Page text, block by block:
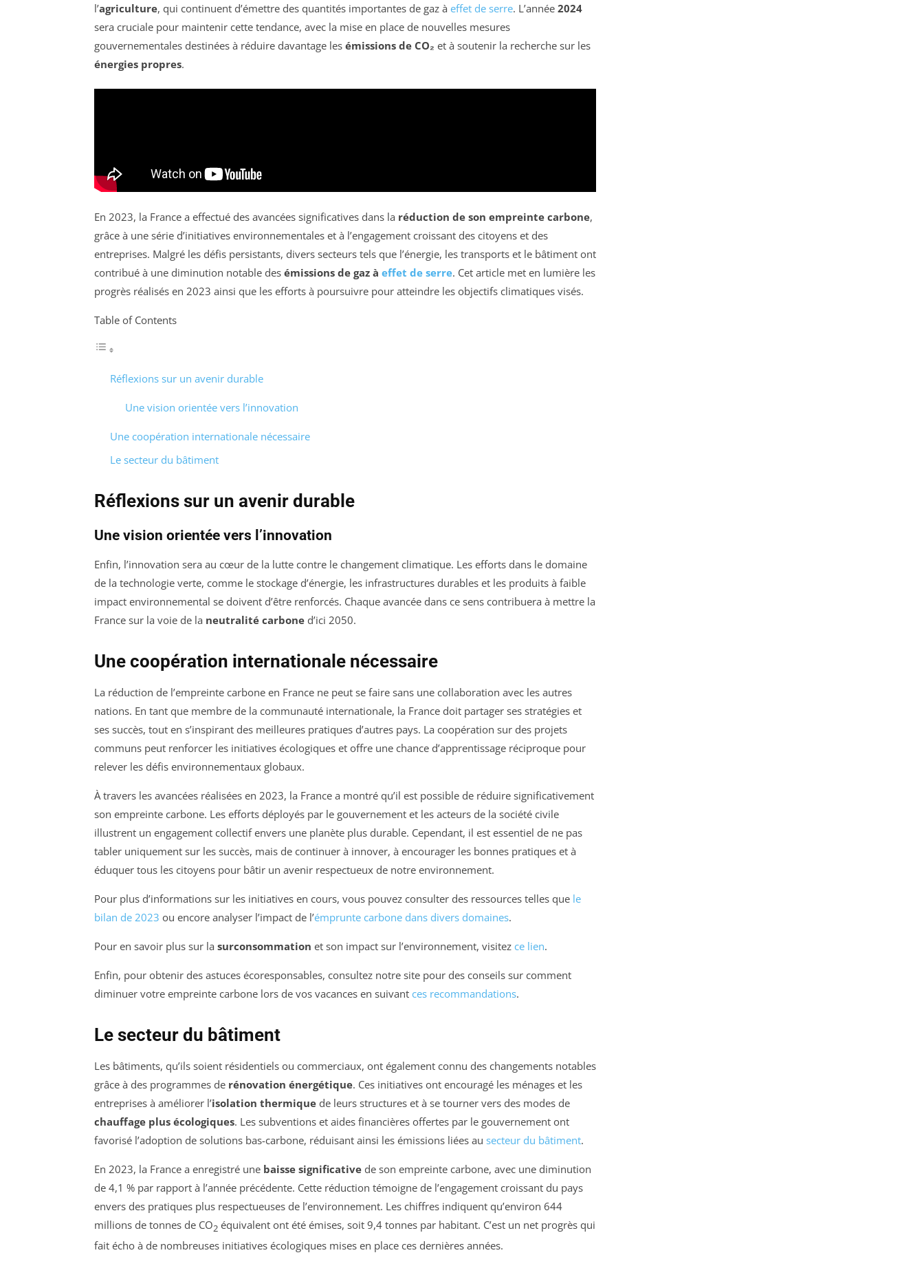
l’agriculture, qui continuent d’émettre des quantités importantes de gaz à effet de serre. L’année 2024
sera cruciale pour maintenir cette tendance, avec la mise en place de nouvelles mesures
gouvernementales destinées à réduire davantage les émissions de CO₂ et à soutenir la recherche sur les
énergies propres.
En 2023, la France a effectué des avancées significatives dans la réduction de son empreinte carbone,
grâce à une série d’initiatives environnementales et à l’engagement croissant des citoyens et des
entreprises. Malgré les défis persistants, divers secteurs tels que l’énergie, les transports et le bâtiment ont
contribué à une diminution notable des émissions de gaz à effet de serre. Cet article met en lumière les
progrès réalisés en 2023 ainsi que les efforts à poursuivre pour atteindre les objectifs climatiques visés.
Table of Contents
Réflexions sur un avenir durable
Une vision orientée vers l’innovation
Une coopération internationale nécessaire
Le secteur du bâtiment
Réflexions sur un avenir durable
Une vision orientée vers l’innovation
Enfin, l’innovation sera au cœur de la lutte contre le changement climatique. Les efforts dans le domaine
de la technologie verte, comme le stockage d’énergie, les infrastructures durables et les produits à faible
impact environnemental se doivent d’être renforcés. Chaque avancée dans ce sens contribuera à mettre la
France sur la voie de la neutralité carbone d’ici 2050.
Une coopération internationale nécessaire
La réduction de l’empreinte carbone en France ne peut se faire sans une collaboration avec les autres
nations. En tant que membre de la communauté internationale, la France doit partager ses stratégies et
ses succès, tout en s’inspirant des meilleures pratiques d’autres pays. La coopération sur des projets
communs peut renforcer les initiatives écologiques et offre une chance d’apprentissage réciproque pour
relever les défis environnementaux globaux.
À travers les avancées réalisées en 2023, la France a montré qu’il est possible de réduire significativement
son empreinte carbone. Les efforts déployés par le gouvernement et les acteurs de la société civile
illustrent un engagement collectif envers une planète plus durable. Cependant, il est essentiel de ne pas
tabler uniquement sur les succès, mais de continuer à innover, à encourager les bonnes pratiques et à
éduquer tous les citoyens pour bâtir un avenir respectueux de notre environnement.
Pour plus d’informations sur les initiatives en cours, vous pouvez consulter des ressources telles que le
bilan de 2023 ou encore analyser l’impact de l’émprunte carbone dans divers domaines.
Pour en savoir plus sur la surconsommation et son impact sur l’environnement, visitez ce lien.
Enfin, pour obtenir des astuces écoresponsables, consultez notre site pour des conseils sur comment
diminuer votre empreinte carbone lors de vos vacances en suivant ces recommandations.
Le secteur du bâtiment
Les bâtiments, qu’ils soient résidentiels ou commerciaux, ont également connu des changements notables
grâce à des programmes de rénovation énergétique. Ces initiatives ont encouragé les ménages et les
entreprises à améliorer l’isolation thermique de leurs structures et à se tourner vers des modes de
chauffage plus écologiques. Les subventions et aides financières offertes par le gouvernement ont
favorisé l’adoption de solutions bas-carbone, réduisant ainsi les émissions liées au secteur du bâtiment.
En 2023, la France a enregistré une baisse significative de son empreinte carbone, avec une diminution
de 4,1 % par rapport à l’année précédente. Cette réduction témoigne de l’engagement croissant du pays
envers des pratiques plus respectueuses de l’environnement. Les chiffres indiquent qu’environ 644
millions de tonnes de CO2 équivalent ont été émises, soit 9,4 tonnes par habitant. C’est un net progrès qui
fait écho à de nombreuses initiatives écologiques mises en place ces dernières années.